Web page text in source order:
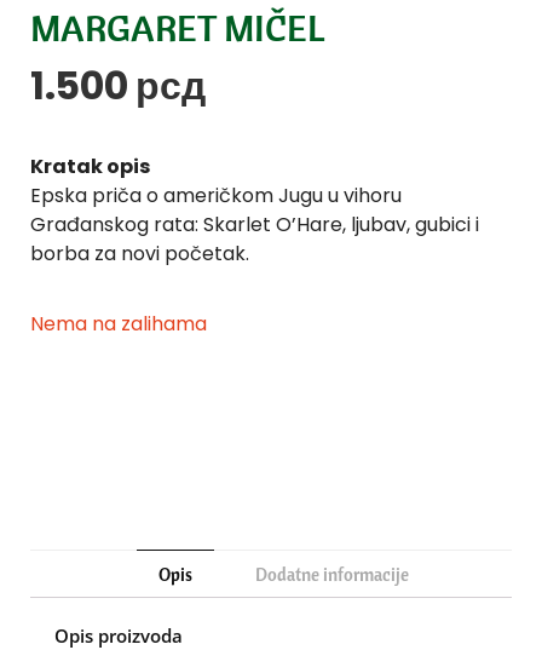
MARGARET MIČEL
1.500 рсд
Kratak opis
Epska priča o američkom Jugu u vihoru
Građanskog rata: Skarlet O’Hare, ljubav, gubici i
borba za novi početak.
Nema na zalihama
Opis Dodatne informacije
Opis proizvoda